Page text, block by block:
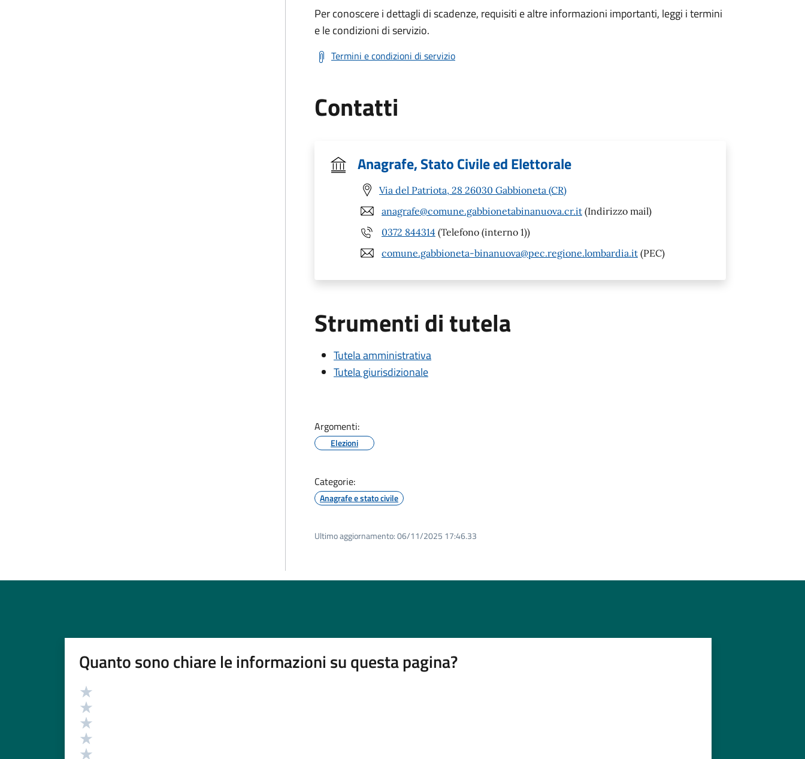
Per conoscere i dettagli di scadenze, requisiti e altre informazioni importanti, leggi i termini
e le condizioni di servizio.
Termini e condizioni di servizio
Contatti
Anagrafe, Stato Civile ed Elettorale
Via del Patriota, 28 26030 Gabbioneta (CR)
anagrafe@comune.gabbionetabinanuova.cr.it (Indirizzo mail)
0372 844314 (Telefono (interno 1))
comune.gabbioneta-binanuova@pec.regione.lombardia.it (PEC)
Strumenti di tutela
Tutela amministrativa
Tutela giurisdizionale
Argomenti:
Elezioni
Categorie:
Anagrafe e stato civile
Ultimo aggiornamento:06/11/2025 17:46.33
Quanto sono chiare le informazioni su questa pagina?
Valutazione